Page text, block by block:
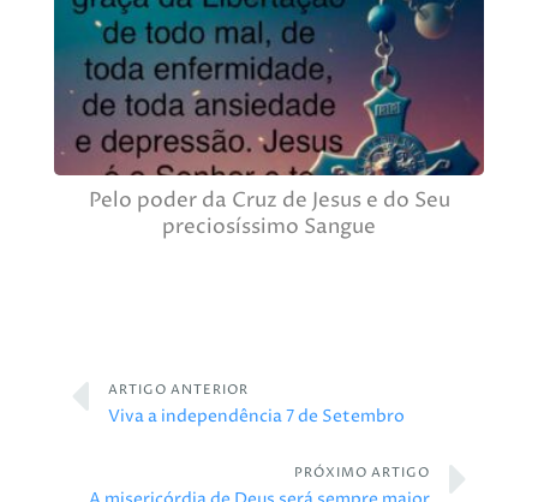
Pelo poder da Cruz de Jesus e do Seu
preciosíssimo Sangue
ARTIGO ANTERIOR
Viva a independência 7 de Setembro
PRÓXIMO ARTIGO